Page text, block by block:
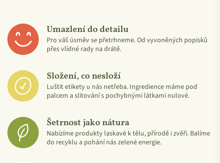
Umazlení do detailu
Pro váš úsměv se přetrhneme. Od vyvoněných popisků
přes vlídné rady na drátě.
Složení, co nesloží
Luštit etikety u nás netřeba. Ingredience máme pod
palcem a slitování s pochybnými látkami nulové.
Šetrnost jako nátura
Nabízíme produkty laskavé k tělu, přírodě i zvěři. Balíme
do recyklu a pohání nás zelené energie.